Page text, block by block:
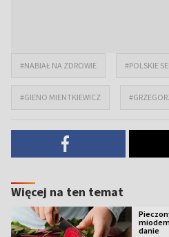
#NABIAŁ NA ZDROWIE #POLSKIE
#GIENO MIENTKIEWICZ
Więcej na ten temat
danie